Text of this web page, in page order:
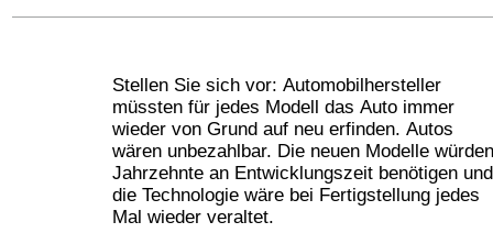
Stellen Sie sich vor: Automobilhersteller
müssten für jedes Modell das Auto immer
wieder von Grund auf neu erfinden. Autos
wären unbezahlbar. Die neuen Modelle würden
Jahrzehnte an Entwicklungszeit benötigen und
die Technologie wäre bei Fertigstellung jedes
Mal wieder veraltet.